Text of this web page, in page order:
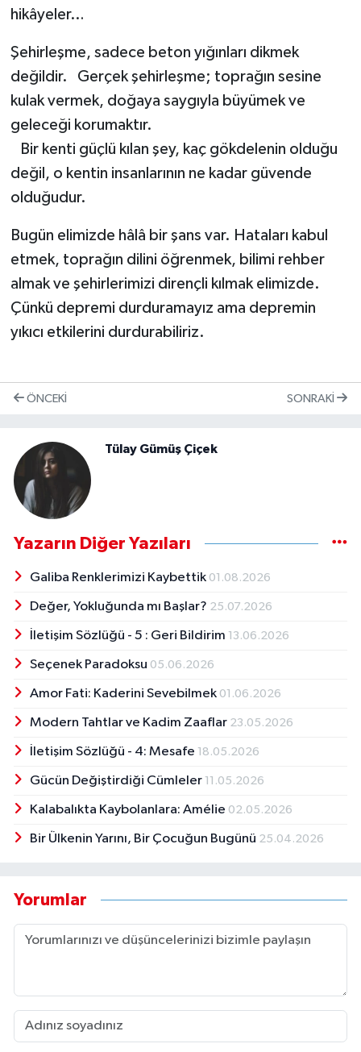
hikâyeler…
Şehirleşme, sadece beton yığınları dikmek
değildir. Gerçek şehirleşme; toprağın sesine
kulak vermek, doğaya saygıyla büyümek ve
geleceği korumaktır.
Bir kenti güçlü kılan şey, kaç gökdelenin olduğu
değil, o kentin insanlarının ne kadar güvende
olduğudur.
Bugün elimizde hâlâ bir şans var. Hataları kabul
etmek, toprağın dilini öğrenmek, bilimi rehber
almak ve şehirlerimizi dirençli kılmak elimizde.
Çünkü depremi durduramayız ama depremin
yıkıcı etkilerini durdurabiliriz.
ÖNCEKI SONRAKI
Tülay Gümüş Çiçek
Yazarın Diğer Yazıları
Galiba Renklerimizi Kaybettik 01.08.2026
Değer, Yokluğunda mı Başlar? 25.07.2026
İletişim Sözlüğü - 5 : Geri Bildirim 13.06.2026
Seçenek Paradoksu 05.06.2026
Amor Fati: Kaderini Sevebilmek 01.06.2026
Modern Tahtlar ve Kadim Zaaflar 23.05.2026
İletişim Sözlüğü - 4: Mesafe 18.05.2026
Gücün Değiştirdiği Cümleler 11.05.2026
Kalabalıkta Kaybolanlara: Amélie 02.05.2026
Bir Ülkenin Yarını, Bir Çocuğun Bugünü 25.04.2026
Yorumlar